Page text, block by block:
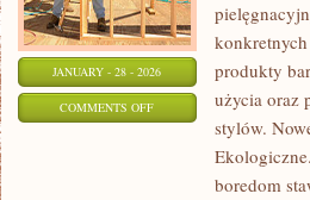
JANUARY - 28 - 2026
COMMENTS OFFON
SEZONOWA
PIELĘGNACJA
produkty
użycia oraz
stylów.
boredom